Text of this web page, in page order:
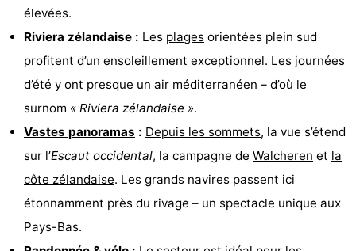
De
Joossesweg
-
Kustlicht
Meerpaal
Strandcamping
élevées.
Riviera zélandaise : Les plages orientées plein sud
profitent d’un ensoleillement exceptionnel. Les journées
d’été y ont presque un air méditerranéen – d’où le
surnom « Riviera zélandaise ».
Vastes panoramas : Depuis les sommets, la vue s’étend
sur l’Escaut occidental, la campagne de Walcheren et la
côte zélandaise. Les grands navires passent ici
étonnamment près du rivage – un spectacle unique aux
Pays-Bas.